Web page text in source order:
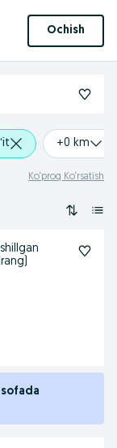
Ochish
+0 km
Ko‘proq Ko‘rsatish